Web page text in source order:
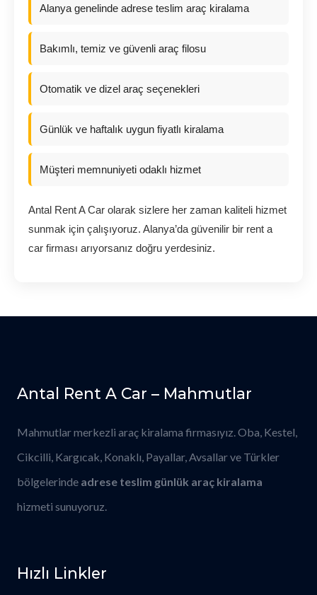
Alanya genelinde adrese teslim araç kiralama
Bakımlı, temiz ve güvenli araç filosu
Otomatik ve dizel araç seçenekleri
Günlük ve haftalık uygun fiyatlı kiralama
Müşteri memnuniyeti odaklı hizmet
Antal Rent A Car olarak sizlere her zaman kaliteli hizmet
sunmak için çalışıyoruz. Alanya’da güvenilir bir rent a
car firması arıyorsanız doğru yerdesiniz.
Antal Rent A Car – Mahmutlar
Mahmutlar merkezli araç kiralama firmasıyız. Oba, Kestel,
Cikcilli, Kargıcak, Konaklı, Payallar, Avsallar ve Türkler
bölgelerinde adrese teslim günlük araç kiralama
hizmeti sunuyoruz.
Hızlı Linkler